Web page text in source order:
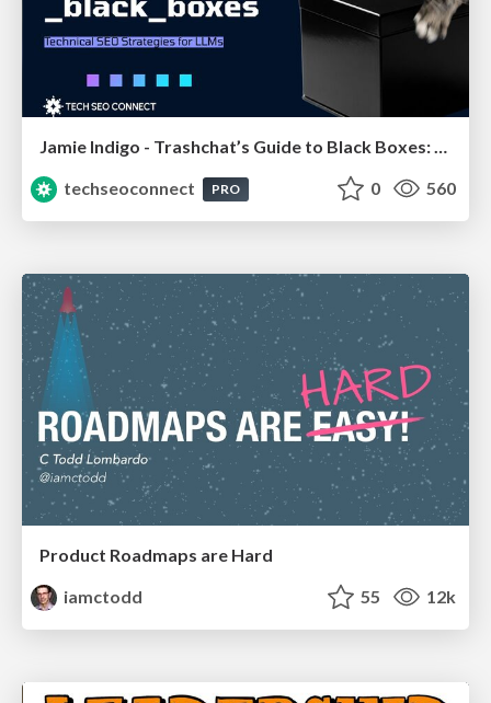
Jamie Indigo - Trashchat’s Guide to Black Boxes: Technical SEO Tactics for LLMs
techseoconnect
PRO 0 560
Product Roadmaps are Hard
iamctodd
55 12k